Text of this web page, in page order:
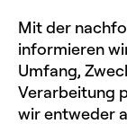
Mit der
informieren
Umfang,
Verarbeitung
wir entweder